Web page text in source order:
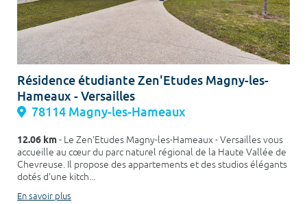
Résidence étudiante Zen'Etudes Magny-les-
Hameaux - Versailles
78114 Magny-les-Hameaux
12.06 km- Le Zen'Etudes Magny-les-Hameaux - Versailles vous
accueille au cœur du parc naturel régional de la Haute Vallée de
Chevreuse. Il propose des appartements et des studios élégants
dotés d'une kitch...
En savoir plus